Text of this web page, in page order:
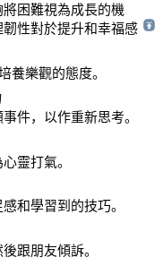
困難視為成長的機
性對於提升和幸福感
養樂觀的態度。
件，以作重新思考。
靈打氣。
和學習到的技巧。
跟朋友傾訴。